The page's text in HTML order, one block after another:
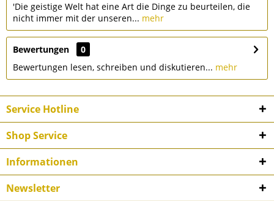
'Die geistige Welt hat eine Art die Dinge zu beurteilen, die
nicht immer mit der unseren... mehr
Bewertungen
0
Bewertungen lesen, schreiben und diskutieren... mehr
Service Hotline
Shop Service
Informationen
Newsletter